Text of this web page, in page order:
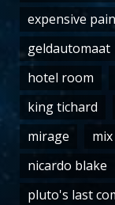
expensive pain
geldautomaat
hotel room
king tichard
mirage
mix
nicardo blake
pluto's last